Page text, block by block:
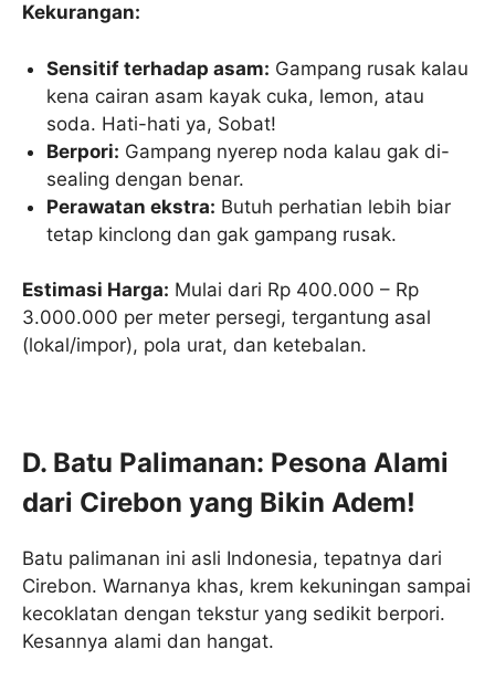
Kekurangan:
Sensitif terhadap asam: Gampang rusak kalau
kena cairan asam kayak cuka, lemon, atau
soda. Hati-hati ya, Sobat!
Berpori: Gampang nyerep noda kalau gak di-
sealing dengan benar.
Perawatan ekstra: Butuh perhatian lebih biar
tetap kinclong dan gak gampang rusak.
Estimasi Harga: Mulai dari Rp 400.000 – Rp
3.000.000 per meter persegi, tergantung asal
(lokal/impor), pola urat, dan ketebalan.
D. Batu Palimanan: Pesona Alami
dari Cirebon yang Bikin Adem!
Batu palimanan ini asli Indonesia, tepatnya dari
Cirebon. Warnanya khas, krem kekuningan sampai
kecoklatan dengan tekstur yang sedikit berpori.
Kesannya alami dan hangat.